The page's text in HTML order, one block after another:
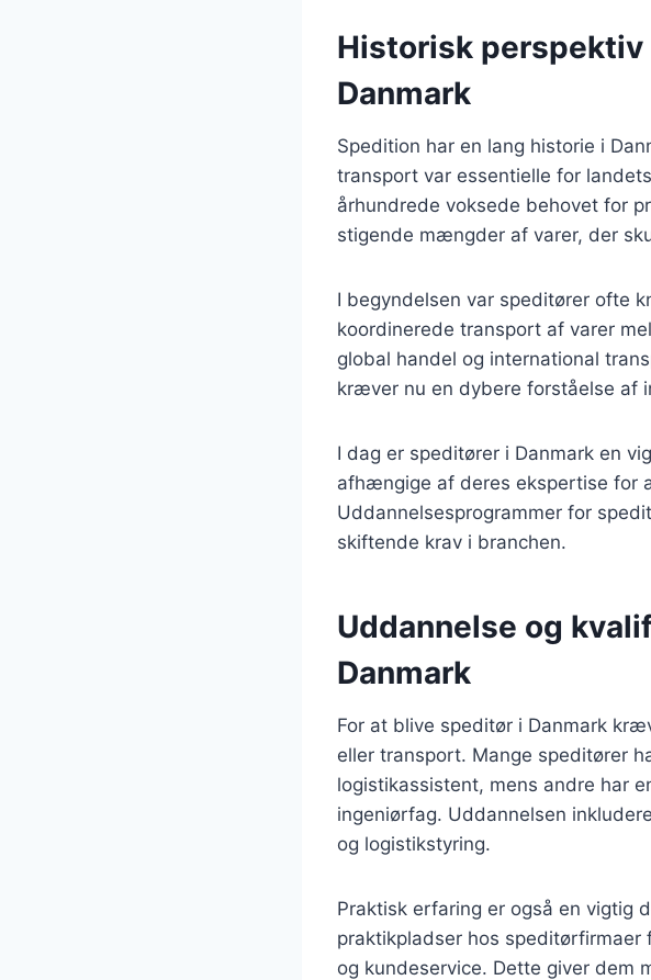
Historisk
Danmark
Spedition har en lang historie i
transport var essentielle for
århundrede voksede behovet for
stigende mængder af varer, der
I begyndelsen var speditører ofte
koordinerede transport af varer
global handel og international
kræver nu en dybere forståelse af
I dag er speditører i Danmark en
afhængige af deres ekspertise for
Uddannelsesprogrammer for
skiftende krav i branchen.
Uddannelse og
Danmark
For at blive speditør i Danmark
eller transport. Mange speditører
logistikassistent, mens andre har
ingeniørfag. Uddannelsen
og logistikstyring.
Praktisk erfaring er også en vigtig
praktikpladser hos
og kundeservice. Dette giver dem